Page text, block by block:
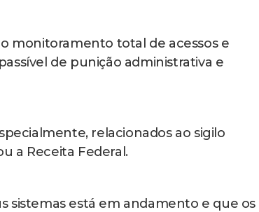
monitoramento total de acessos e
de punição administrativa e
relacionados ao sigilo
a Receita Federal.
sistemas está em andamento e que os